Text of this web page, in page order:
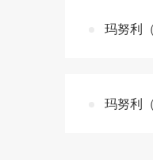
玛努利
玛努利